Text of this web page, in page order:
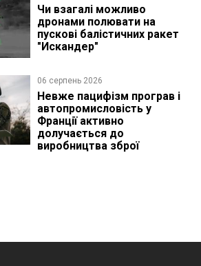
Чи взагалі можливо
дронами полювати на
пускові балістичних ракет
"Искандер"
06 серпень 2026
Невже пацифізм програв і
автопромисловість у
Франції активно
долучається до
виробництва зброї